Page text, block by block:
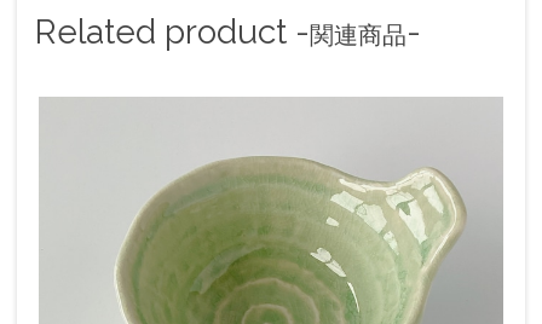
Related product -関連商品-